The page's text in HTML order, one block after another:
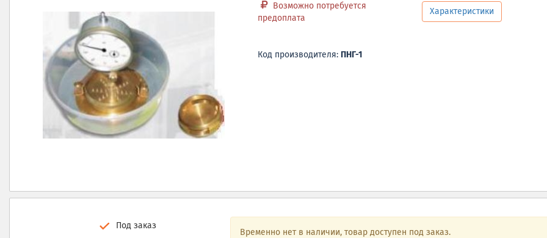
Возможно потребуется
предоплата
Код производителя: ПНГ-1
Характеристики
Под заказ
Временно нет в наличии, товар доступен под заказ.